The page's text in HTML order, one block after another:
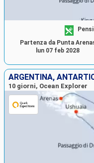
Partenza da Punta
lun 07 feb 2028
ARGENTINA,
10 giorni, Ocean Explorer